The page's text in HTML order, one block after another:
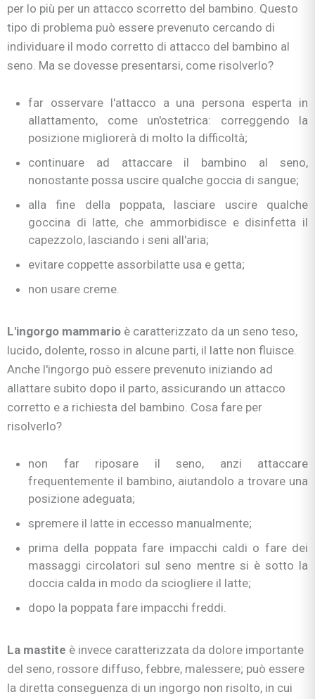
per lo più per un attacco scorretto del bambino. Questo
tipo di problema può essere prevenuto cercando di
individuare il modo corretto di attacco del bambino al
seno. Ma se dovesse presentarsi, come risolverlo?
far osservare l'attacco a una persona esperta in
allattamento, come un'ostetrica: correggendo la
posizione migliorerà di molto la difficoltà;
continuare ad attaccare il bambino al seno,
nonostante possa uscire qualche goccia di sangue;
alla fine della poppata, lasciare uscire qualche
goccina di latte, che ammorbidisce e disinfetta il
capezzolo, lasciando i seni all'aria;
evitare coppette assorbilatte usa e getta;
non usare creme.
L'ingorgo mammario è caratterizzato da un seno teso,
lucido, dolente, rosso in alcune parti, il latte non fluisce.
Anche l'ingorgo può essere prevenuto iniziando ad
allattare subito dopo il parto, assicurando un attacco
corretto e a richiesta del bambino. Cosa fare per
risolverlo?
non far riposare il seno, anzi attaccare
frequentemente il bambino, aiutandolo a trovare una
posizione adeguata;
spremere il latte in eccesso manualmente;
prima della poppata fare impacchi caldi o fare dei
massaggi circolatori sul seno mentre si è sotto la
doccia calda in modo da sciogliere il latte;
dopo la poppata fare impacchi freddi.
La mastite è invece caratterizzata da dolore importante
del seno, rossore diffuso, febbre, malessere; può essere
la diretta conseguenza di un ingorgo non risolto, in cui